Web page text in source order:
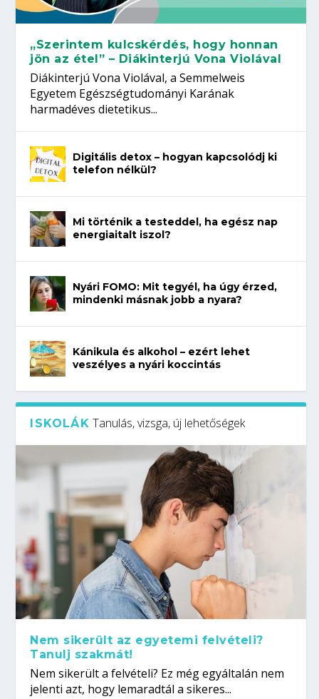
„Szerintem kulcskérdés, hogy honnan
jön az étel” – Diákinterjú Vona Violával
Diákinterjú Vona Violával, a Semmelweis
Egyetem Egészségtudományi Karának
harmadéves dietetikus...
Digitális detox – hogyan kapcsolódj ki
telefon nélkül?
Mi történik a testeddel, ha egész nap
energiaitalt iszol?
Nyári FOMO: Mit tegyél, ha úgy érzed,
mindenki másnak jobb a nyara?
Kánikula és alkohol – ezért lehet
veszélyes a nyári koccintás
ISKOLÁK Tanulás, vizsga, új lehetőségek
Nem sikerült az egyetemi felvételi?
Tanulj szakmát!
Nem sikerült a felvételi? Ez még egyáltalán nem
jelenti azt, hogy lemaradtál a sikeres...